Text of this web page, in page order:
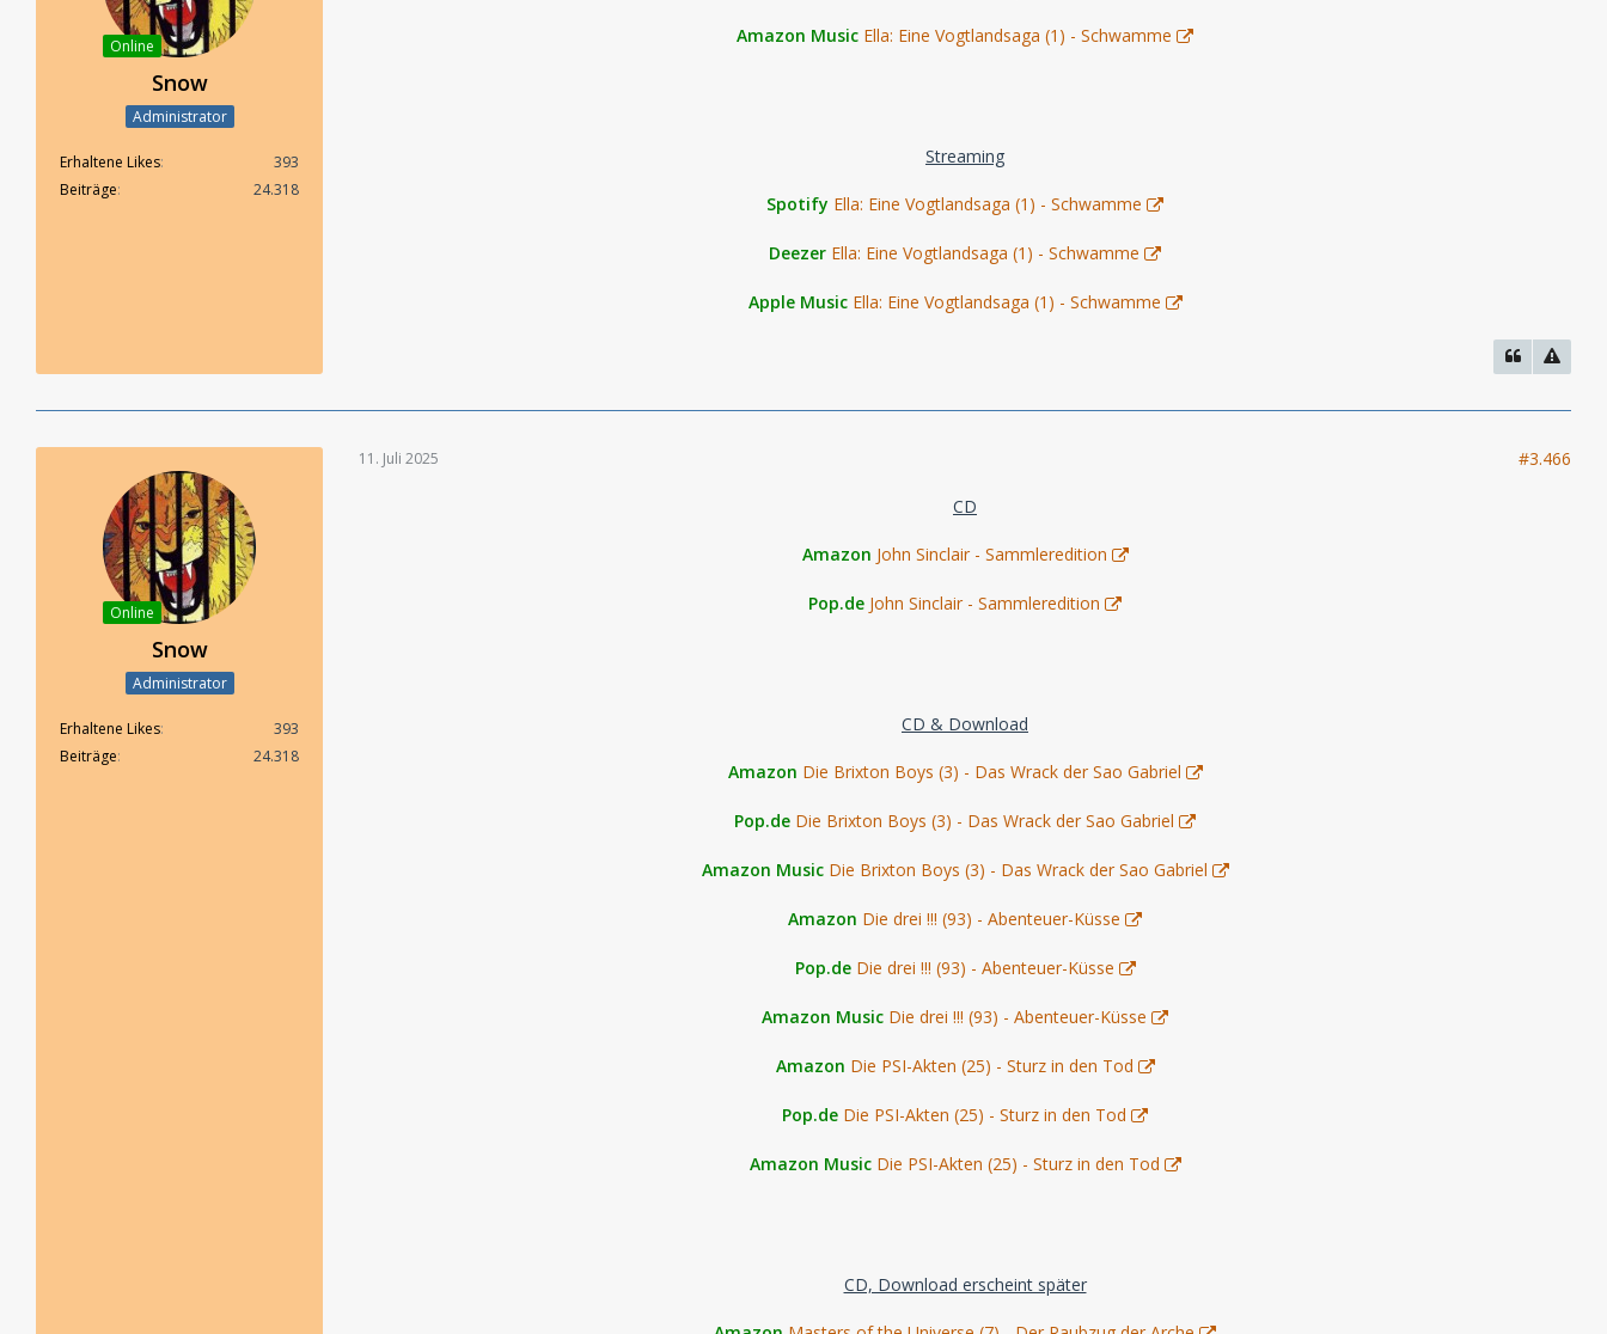
Online
Snow
Administrator
Erhaltene Likes
393
Beiträge
24.318
Amazon Music Ella: Eine Vogtlandsaga (1) - Schwamme
Streaming
Spotify Ella: Eine Vogtlandsaga (1) - Schwamme
Deezer Ella: Eine Vogtlandsaga (1) - Schwamme
Apple Music Ella: Eine Vogtlandsaga (1) - Schwamme
Online
Snow
Administrator
Erhaltene Likes
393
Beiträge
24.318
11. Juli 2025 #3.466
CD
Amazon John Sinclair - Sammleredition
Pop.de John Sinclair - Sammleredition
CD & Download
Amazon Die Brixton Boys (3) - Das Wrack der Sao Gabriel
Pop.de Die Brixton Boys (3) - Das Wrack der Sao Gabriel
Amazon Music Die Brixton Boys (3) - Das Wrack der Sao Gabriel
Amazon Die drei !!! (93) - Abenteuer-Küsse
Pop.de Die drei !!! (93) - Abenteuer-Küsse
Amazon Music Die drei !!! (93) - Abenteuer-Küsse
Amazon Die PSI-Akten (25) - Sturz in den Tod
Pop.de Die PSI-Akten (25) - Sturz in den Tod
Amazon Music Die PSI-Akten (25) - Sturz in den Tod
CD, Download erscheint später